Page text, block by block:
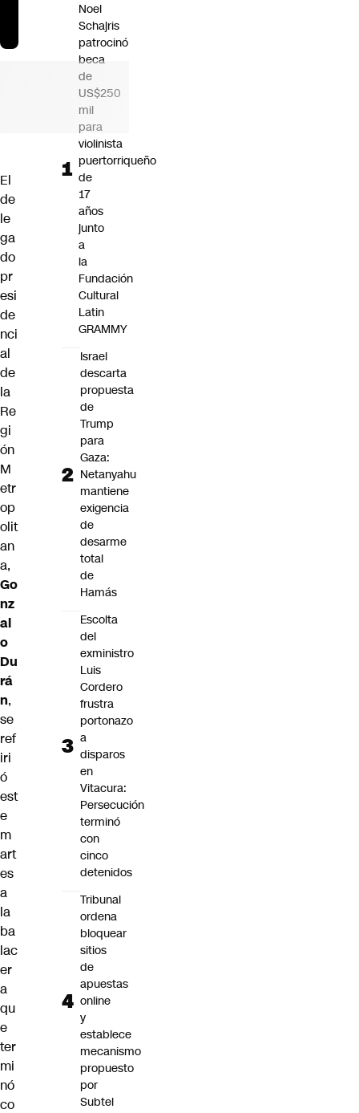
El
de
le
ga
do
pr
esi
de
nci
al
de
la
Re
gi
ón
M
etr
op
olit
an
a,
Go
nz
al
o
Du
rá
n,
se
ref
iri
ó
est
e
m
art
es
a
la
ba
lac
er
a
qu
e
ter
mi
nó
co
Noel
Schajris
patrocinó
beca
de
US$250
mil
para
violinista
puertorriqueño
de
17
años
junto
a
la
Fundación
Cultural
Latin
GRAMMY
Israel
descarta
propuesta
de
Trump
para
Gaza:
Netanyahu
mantiene
exigencia
de
desarme
total
de
Hamás
Escolta
del
exministro
Luis
Cordero
frustra
portonazo
a
disparos
en
Vitacura:
Persecución
terminó
con
cinco
detenidos
Tribunal
ordena
bloquear
sitios
de
apuestas
online
y
establece
mecanismo
propuesto
por
Subtel